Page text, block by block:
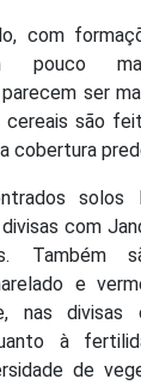
com
pouco
ser
são
cobertura
solos
com
Também
e
nas divisas
à
de